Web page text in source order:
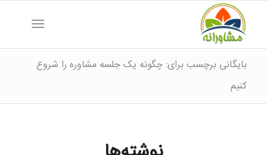
بایگانی برچسب برای: چگونه یک جلسه مشاوره را شروع
کنیم